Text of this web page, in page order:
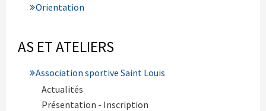
Orientation
AS ET ATELIERS
Association sportive Saint Louis
Actualités
Présentation - Inscription